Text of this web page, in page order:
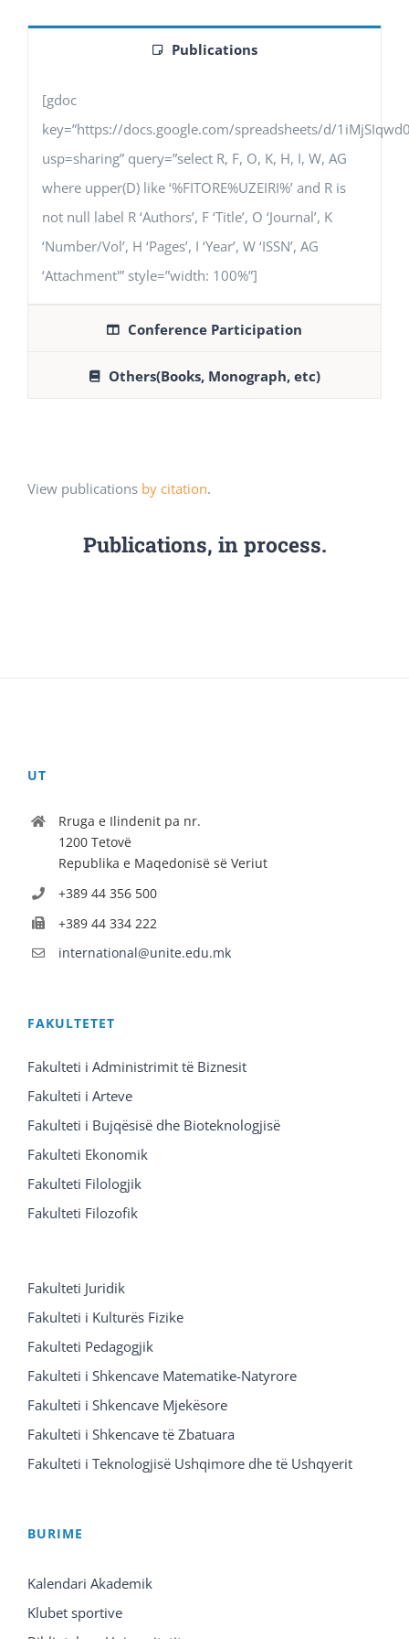
Publications
[gdoc
key=”https://docs.google.com/spreadsheets/d/
usp=sharing” query=”select R, F, O, K, H, I, W, AG
where upper(D) like ‘%FITORE%UZEIRI%’ and R is
not null label R ‘Authors’, F ‘Title’, O ‘Journal’, K
‘Number/Vol’, H ‘Pages’, I ‘Year’, W ‘ISSN’, AG
‘Attachment'” style=”width: 100%”]
Conference Participation
Others(Books, Monograph, etc)
View publications by citation.
Publications, in process.
UT
Rruga e Ilindenit pa nr.
1200 Tetovë
Republika e Maqedonisë së Veriut
+389 44 356 500
+389 44 334 222
international@unite.edu.mk
FAKULTETET
Fakulteti i Administrimit të Biznesit
Fakulteti i Arteve
Fakulteti i Bujqësisë dhe Bioteknologjisë
Fakulteti Ekonomik
Fakulteti Filologjik
Fakulteti Filozofik
Fakulteti Juridik
Fakulteti i Kulturës Fizike
Fakulteti Pedagogjik
Fakulteti i Shkencave Matematike-Natyrore
Fakulteti i Shkencave Mjekësore
Fakulteti i Shkencave të Zbatuara
Fakulteti i Teknologjisë Ushqimore dhe të Ushqyerit
BURIME
Kalendari Akademik
Klubet sportive